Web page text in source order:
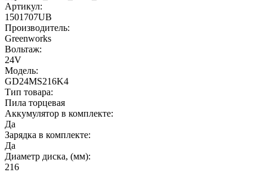
Артикул:
1501707UB
Производитель:
Greenworks
Вольтаж:
24V
Модель:
GD24MS216K4
Тип товара:
Пила торцевая
Аккумулятор в комплекте:
Да
Зарядка в комплекте:
Да
Диаметр диска, (мм):
216